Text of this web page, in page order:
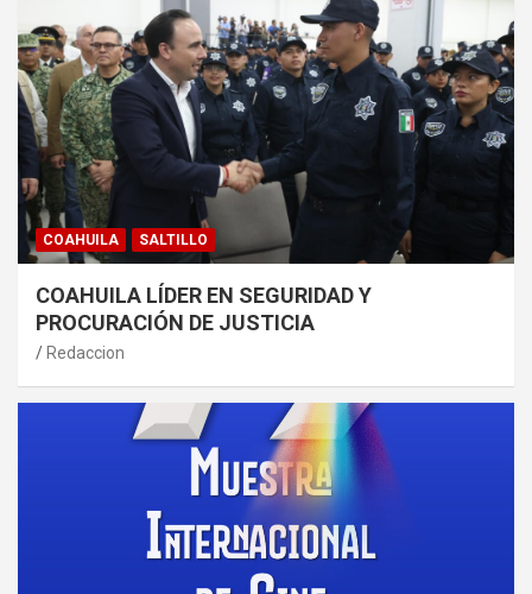
COAHUILA SALTILLO
COAHUILA LÍDER EN SEGURIDAD Y
PROCURACIÓN DE JUSTICIA
Redaccion